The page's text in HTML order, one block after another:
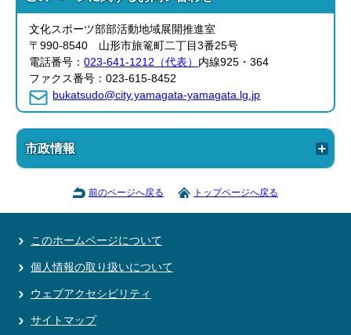
文化スポーツ部部活動地域展開推進室
〒990-8540 山形市旅篭町二丁目3番25号
電話番号：023-641-1212（代表） 内線925・364
ファクス番号：023-615-8452
bukatsudo@city.yamagata-yamagata.lg.jp
市政情報
前のページへ戻る トップページへ戻る
このホームページについて
個人情報の取り扱いについて
ウェブアクセシビリティ
サイトマップ